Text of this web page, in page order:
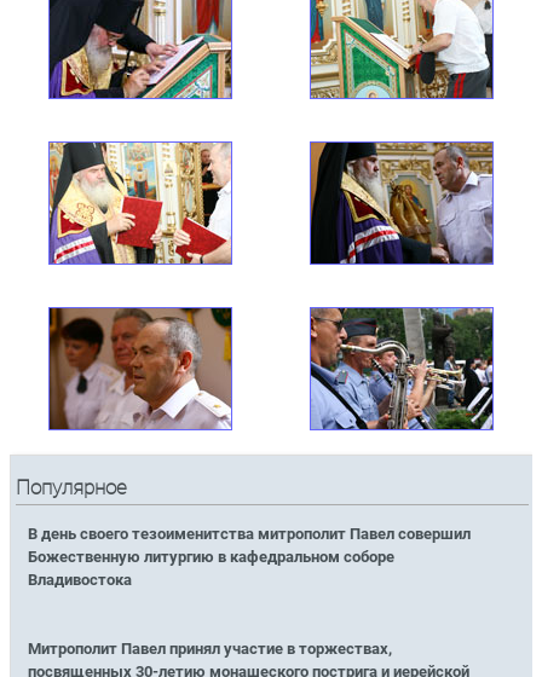
Популярное
В день своего тезоименитства митрополит Павел совершил
Божественную литургию в кафедральном соборе
Владивостока
Митрополит Павел принял участие в торжествах,
посвященных 30-летию монашеского пострига и иерейской